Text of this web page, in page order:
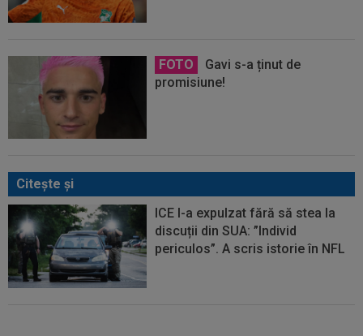
FOTO
Gavi s-a ținut de
promisiune!
Citeşte şi
ICE l-a expulzat fără să stea la
discuții din SUA: ”Individ
periculos”. A scris istorie în NFL